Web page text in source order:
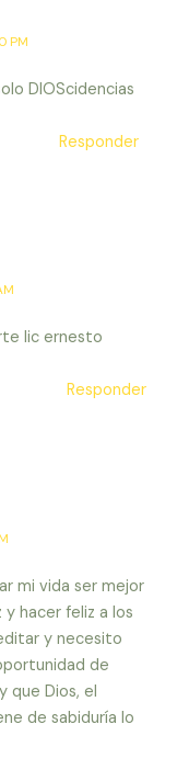
PM
DIOScidencias
Responder
lic ernesto
Responder
mi vida ser mejor
hacer feliz a los
y necesito
de
que Dios, el
de sabiduría lo